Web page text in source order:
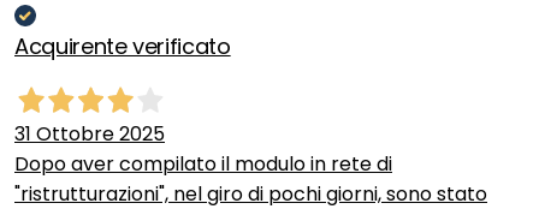
Acquirente verificato
31 Ottobre 2025
Dopo aver compilato il modulo in rete di
"ristrutturazioni", nel giro di pochi giorni, sono stato